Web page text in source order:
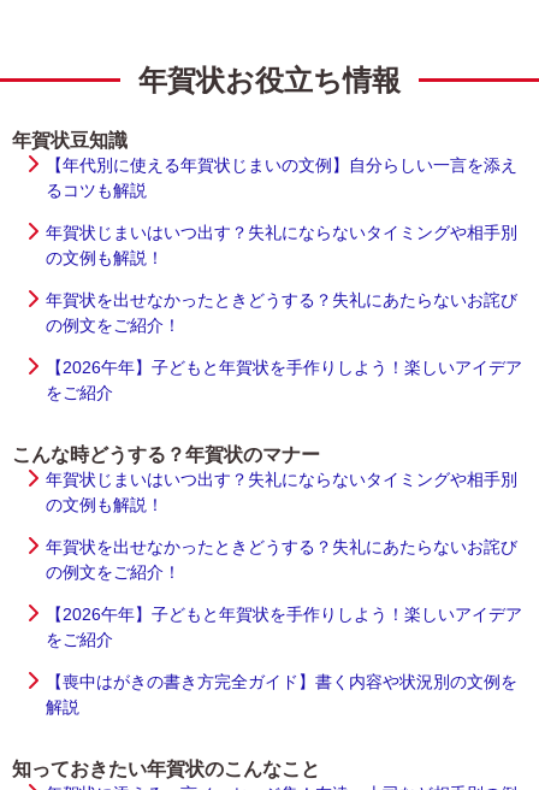
年賀状お役立ち情報
年賀状豆知識
【年代別に使える年賀状じまいの文例】自分らしい一言を添え
るコツも解説
年賀状じまいはいつ出す？失礼にならないタイミングや相手別
の文例も解説！
年賀状を出せなかったときどうする？失礼にあたらないお詫び
の例文をご紹介！
【2026午年】子どもと年賀状を手作りしよう！楽しいアイデア
をご紹介
こんな時どうする？年賀状のマナー
年賀状じまいはいつ出す？失礼にならないタイミングや相手別
の文例も解説！
年賀状を出せなかったときどうする？失礼にあたらないお詫び
の例文をご紹介！
【2026午年】子どもと年賀状を手作りしよう！楽しいアイデア
をご紹介
【喪中はがきの書き方完全ガイド】書く内容や状況別の文例を
解説
知っておきたい年賀状のこんなこと